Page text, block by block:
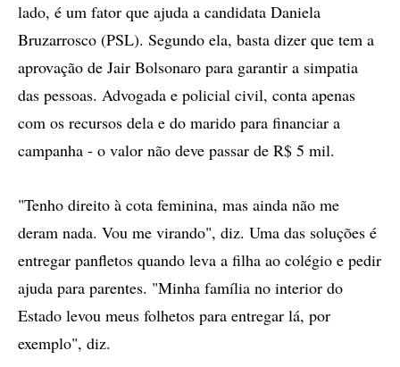
lado, é um fator que ajuda a candidata Daniela
Bruzarrosco (PSL). Segundo ela, basta dizer que tem a
aprovação de Jair Bolsonaro para garantir a simpatia
das pessoas. Advogada e policial civil, conta apenas
com os recursos dela e do marido para financiar a
campanha - o valor não deve passar de R$ 5 mil.
"Tenho direito à cota feminina, mas ainda não me
deram nada. Vou me virando", diz. Uma das soluções é
entregar panfletos quando leva a filha ao colégio e pedir
ajuda para parentes. "Minha família no interior do
Estado levou meus folhetos para entregar lá, por
exemplo", diz.